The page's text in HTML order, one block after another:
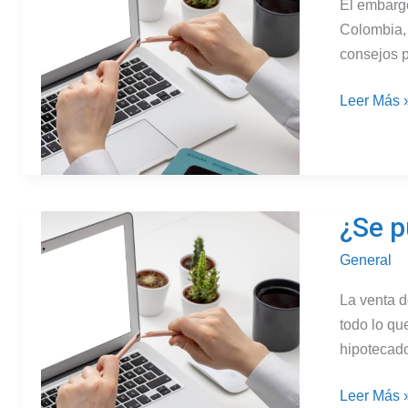
El
consejos
¿Cómo
una
casa
en
Leer Más
¿Se
General
La venta
todo lo
¿Se
Leer Más